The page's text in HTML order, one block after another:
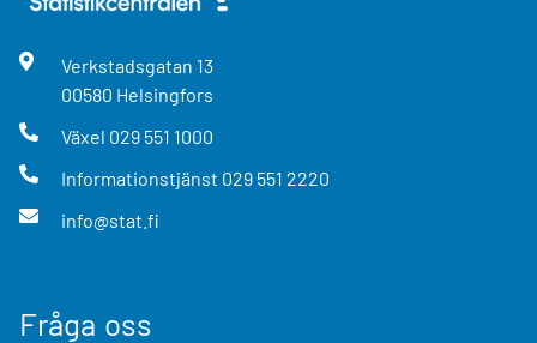
Verkstadsgatan 13
00580 Helsingfors
Växel 029 551 1000
Informationstjänst 029 551 2220
info@stat.fi
Fråga oss